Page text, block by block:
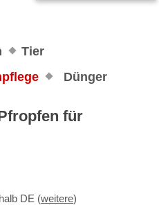
Tier
Dünger
für
DE (weitere)